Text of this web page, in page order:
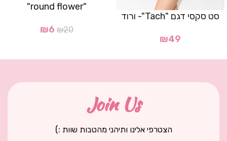
סט סקסי דגם "Tach"- ורוד
₪49
"round flower"
₪20
₪6
Join Us
הצטרפי אלינו ותיהני מהטבות שוות :)